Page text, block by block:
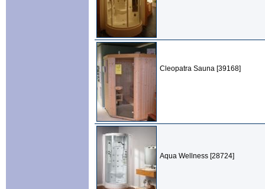
Cleopatra Sauna [39168]
Aqua Wellness [28724]